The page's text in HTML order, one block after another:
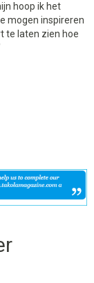
hoop ik het
mogen inspireren
te laten zien hoe